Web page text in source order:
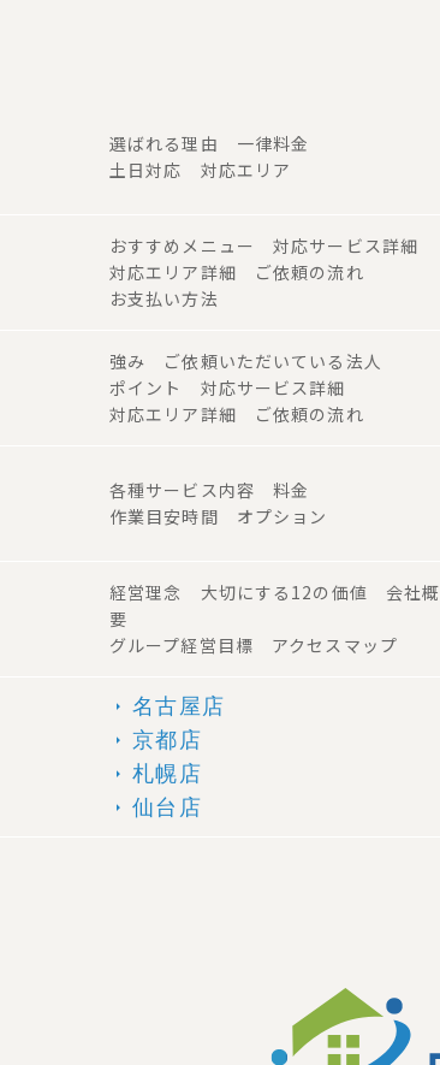
選ばれる理由 一律料金
土日対応 対応エリア
おすすめメニュー 対応サービス詳細
対応エリア詳細 ご依頼の流れ
お支払い方法
強み ご依頼いただいている法人
ポイント 対応サービス詳細
対応エリア詳細 ご依頼の流れ
各種サービス内容 料金
作業目安時間 オプション
経営理念 大切にする12の価値 会社概
要
グループ経営目標 アクセスマップ
arrow_right 名古屋店
arrow_right 京都店
arrow_right 札幌店
arrow_right 仙台店